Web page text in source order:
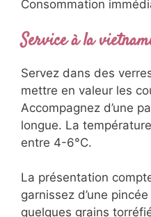
Consommation
Service à la
Servez dans des
mettre en valeur les
Accompagnez d’une
longue. La
entre 4-6°C.
La présentation
garnissez d’une
quelques grains